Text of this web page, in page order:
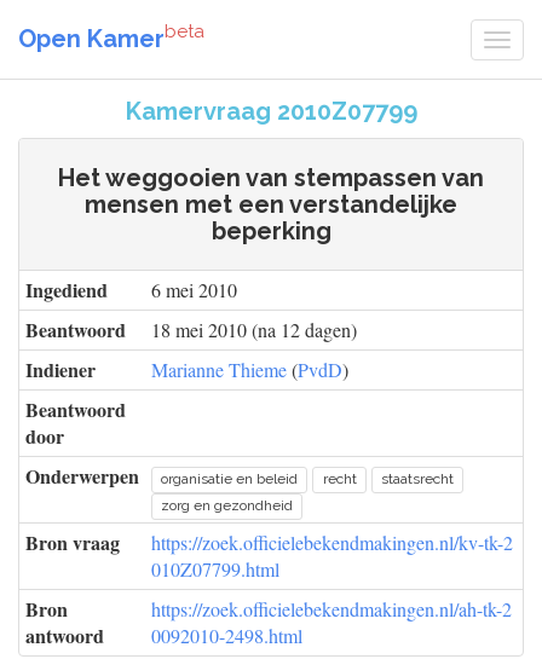
Open Kamerbeta
Kamervraag 2010Z07799
Het weggooien van stempassen van
mensen met een verstandelijke
beperking
Ingediend 6 mei 2010
Beantwoord 18 mei 2010 (na 12 dagen)
Indiener Marianne Thieme(PvdD)
Beantwoord
door
Onderwerpen
organisatie en beleid recht
staatsrecht
zorg en gezondheid
Bron vraag
https://zoek.officielebekendmakingen.nl/kv-tk-2
010Z07799.html
Bron
antwoord
https://zoek.officielebekendmakingen.nl/ah-tk-2
0092010-2498.html